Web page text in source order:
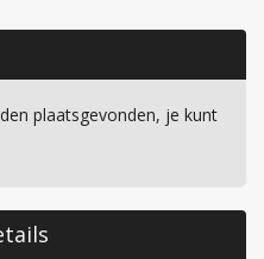
plaatsgevonden, je kunt